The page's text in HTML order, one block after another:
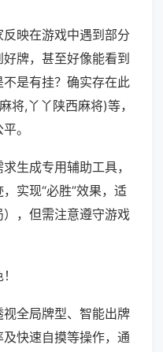
映在游戏中遇到部分
牌，甚至好像能看到
是有挂？确实存在此
将,丫丫陕西麻将)等，
。
生成专用辅助工具，
实现“必胜”效果，适
，但需注意遵守游戏
全局牌型、智能出牌
快速自摸等操作，通